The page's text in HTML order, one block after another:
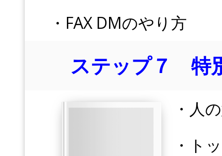
・FAX DMのやり方
ステップ７ 特
・人
・ト